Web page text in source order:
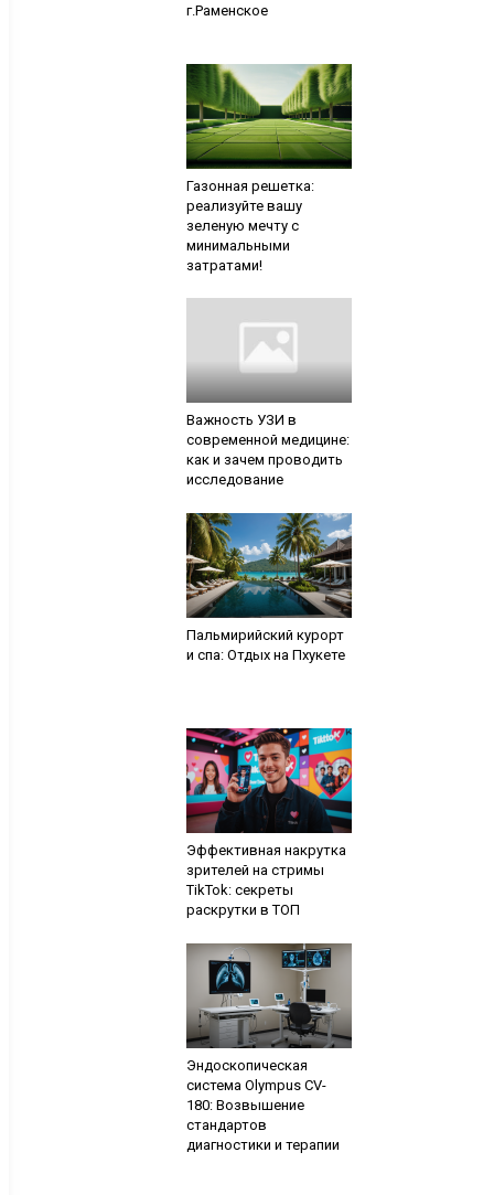
г.Раменское
Газонная решетка:
реализуйте вашу
зеленую мечту с
минимальными
затратами!
Важность УЗИ в
современной медицине:
как и зачем проводить
исследование
Пальмирийский курорт
и спа: Отдых на Пхукете
Эффективная накрутка
зрителей на стримы
TikTok: секреты
раскрутки в ТОП
Эндоскопическая
система Olympus CV-
180: Возвышение
стандартов
диагностики и терапии